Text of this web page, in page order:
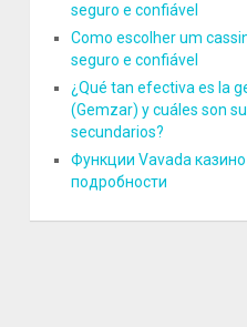
seguro e confiável
Como escolher um
seguro e confiável
¿Qué tan efectiva es la
(Gemzar) y cuáles son
secundarios?
Функции Vavada
подробности